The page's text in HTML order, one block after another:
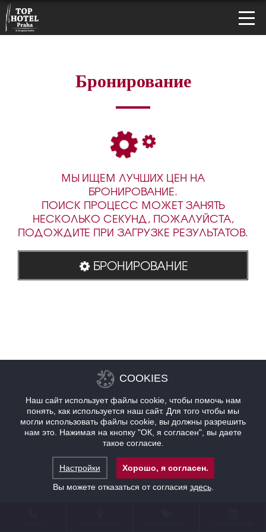
Бронирование
МЫ ИЩЕМ ЛУЧШИХ ЦЕН НА
БРОНИРОВАНИЕ.
ПОИСК ПРОЦЕСС МОЖЕТ ЗАНЯТЬ
НЕСКОЛЬКО СЕКУНД, ПОЖАЛУЙСТА,
ПОДОЖДИТЕ ПРИ ЗАГРУЗКЕ РЕЗУЛЬТАТОВ.
БРОНИРОВАНИЕ
COOKIES
Наш сайт использует файлы cookie, чтобы помочь нам
понять, как используется наш сайт. Для того чтобы мы
могли использовать файлы cookie, вы должны разрешить
нам это. Нажимая на кнопку "ОК, я согласен", вы даете
такое согласие.
Настройки
Хорошо, я согласен.
Вы можете отказаться от согласия здесь.